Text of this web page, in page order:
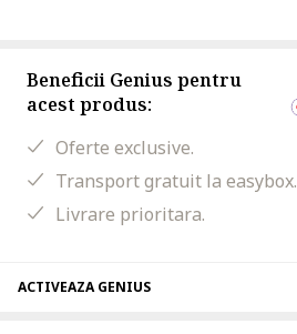
Beneficii Genius pentru
acest produs:
Oferte exclusive.
Transport gratuit la easybox.
Livrare prioritara.
ACTIVEAZA GENIUS